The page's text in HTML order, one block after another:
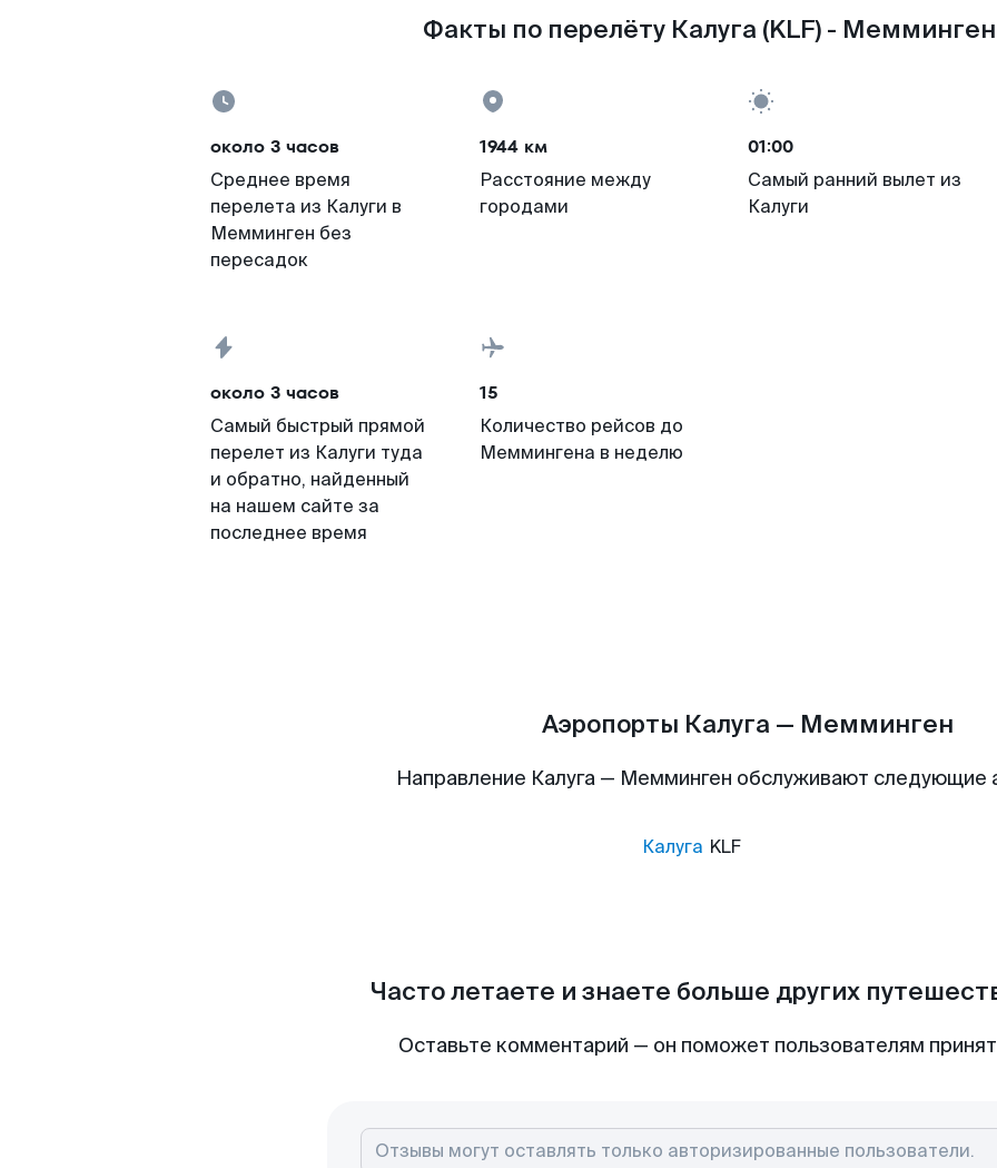
Факты по перелёту Калуга (KLF) - Мемминген
около 3 часов
Среднее время
перелета из Калуги в
Мемминген без
пересадок
1944 км
Расстояние между
городами
01:00
Самый ранний вылет из
Калуги
около 3 часов
Самый быстрый прямой
перелет из Калуги туда
и обратно, найденный
на нашем сайте за
последнее время
15
Количество рейсов до
Меммингена в неделю
Аэропорты Калуга — Мемминген
Направление Калуга — Мемминген обслуживают следующие
Калуга KLF
Часто летаете и знаете больше других
Оставьте комментарий — он поможет пользователям